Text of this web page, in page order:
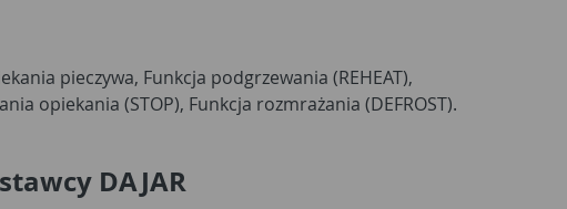
pieczywa, Funkcja podgrzewania (REHEAT),
opiekania (STOP), Funkcja rozmrażania (DEFROST).
DAJAR